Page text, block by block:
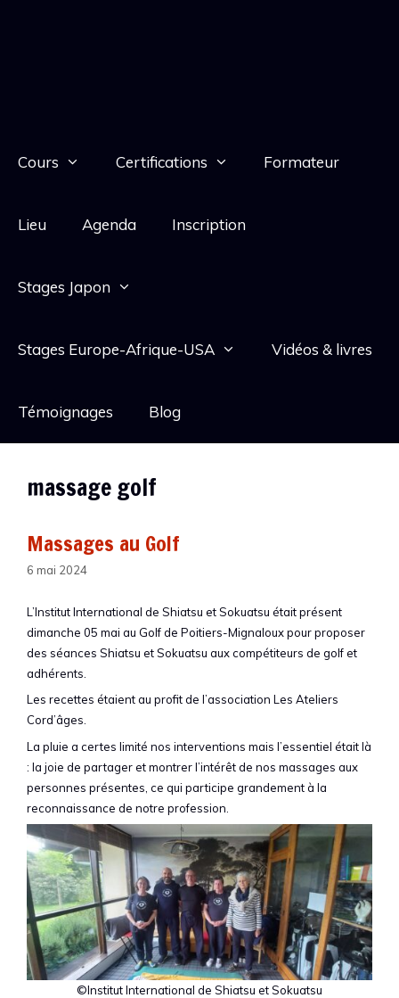
Cours Certifications Formateur
Lieu Agenda Inscription
Stages Japon
Stages Europe-Afrique-USA Vidéos & livres
Témoignages Blog
massage golf
Massages au Golf
6 mai 2024
L’Institut International de Shiatsu et Sokuatsu était présent
dimanche 05 mai au Golf de Poitiers-Mignaloux pour proposer
des séances Shiatsu et Sokuatsu aux compétiteurs de golf et
adhérents.
Les recettes étaient au profit de l’association Les Ateliers
Cord’âges.
La pluie a certes limité nos interventions mais l’essentiel était là
: la joie de partager et montrer l’intérêt de nos massages aux
personnes présentes, ce qui participe grandement à la
reconnaissance de notre profession.
©Institut International de Shiatsu et Sokuatsu